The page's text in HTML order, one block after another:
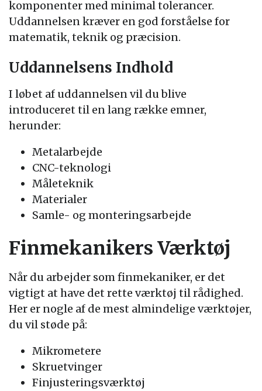
komponenter med minimal tolerancer.
Uddannelsen kræver en god forståelse for
matematik, teknik og præcision.
Uddannelsens Indhold
I løbet af uddannelsen vil du blive
introduceret til en lang række emner,
herunder:
Metalarbejde
CNC-teknologi
Måleteknik
Materialer
Samle- og monteringsarbejde
Finmekanikers Værktøj
Når du arbejder som finmekaniker, er det
vigtigt at have det rette værktøj til rådighed.
Her er nogle af de mest almindelige værktøjer,
du vil støde på:
Mikrometere
Skruetvinger
Finjusteringsværktøj